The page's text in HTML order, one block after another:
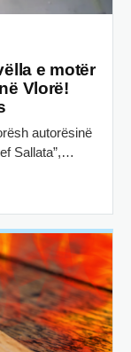
e motër
Vlorë!
autorësinë
Sallata”,…